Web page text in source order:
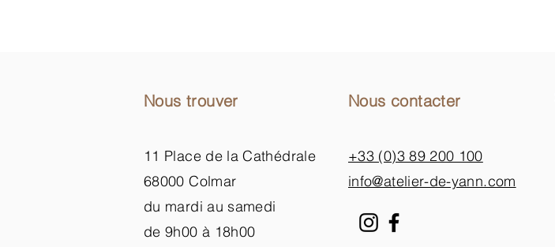
Nous trouver
11 Place de la Cathédrale
68000 Colmar
du mardi au samedi
de 9h00 à 18h00
Nous contacter
+33 (0)3 89 200 100​
info@atelier-de-yann.com